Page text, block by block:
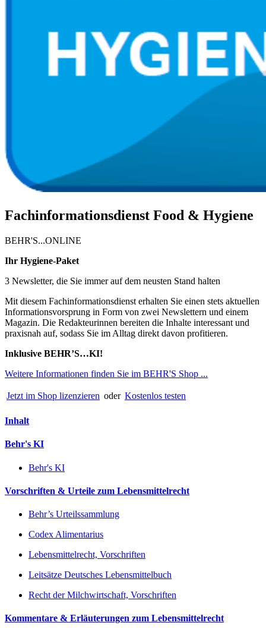
Fachinformationsdienst Food & Hygiene
BEHR'S...ONLINE
Ihr Hygiene-Paket
3 Newsletter, die Sie immer auf dem neusten Stand halten
Mit diesem Fachinformationsdienst erhalten Sie einen stets aktuellen
Informationsvorsprung in Form von zwei Newslettern und einem
Magazin. Die Redakteurinnen bereiten die Inhalte interessant und
praxisnah auf, sodass Sie im Alltag direkt davon profitieren.
Inklusive BEHR’S…KI!
Weitere Informationen finden Sie im BEHR'S Shop ...
Jetzt im Shop lizenzieren oder Kostenlos testen
Inhalt
Behr's KI
Behr's KI
Vorschriften & Urteile zum Lebensmittelrecht
Behr’s Urteilssammlung
Codex Alimentarius
Lebensmittelrecht, Vorschriften
Leitsätze Deutsches Lebensmittelbuch
Recht der Milchwirtschaft, Vorschriften
Kommentare & Erläuterungen zum Lebensmittelrecht